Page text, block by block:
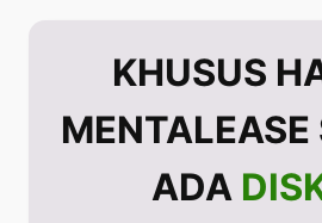
KHUSUS
MENTALEASE
ADA